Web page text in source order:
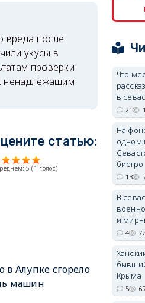
вреда после
укусы в
проверки
ненадлежащим
статью:
5 ( 1 голос)
в Алупке сгорело
машин
Что
в
21
На
одном
бистро
13
В
и
4
Крыма
5